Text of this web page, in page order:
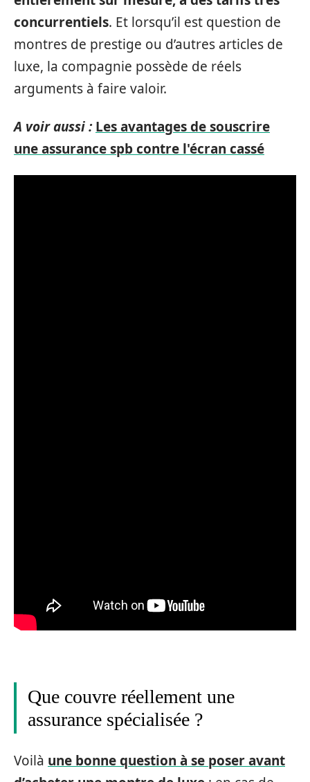
concurrentiels. Et lorsqu’il est question de
montres de prestige ou d’autres articles de
luxe, la compagnie possède de réels
arguments à faire valoir.
A voir aussi : Les avantages de souscrire
une assurance spb contre l'écran cassé
Que couvre réellement une
assurance spécialisée ?
Voilà une bonne question à se poser avant